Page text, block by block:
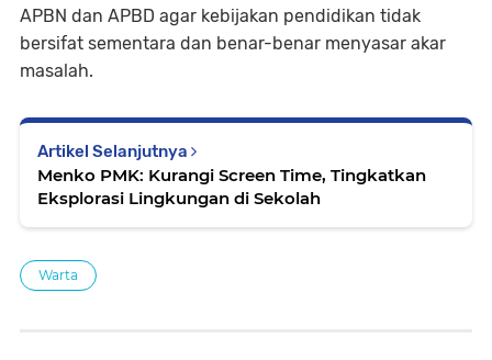
APBN dan APBD agar kebijakan pendidikan tidak
bersifat sementara dan benar-benar menyasar akar
masalah.
Artikel Selanjutnya
Menko PMK: Kurangi Screen Time, Tingkatkan
Eksplorasi Lingkungan di Sekolah
Warta